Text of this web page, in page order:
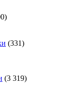
(331)
(3 319)